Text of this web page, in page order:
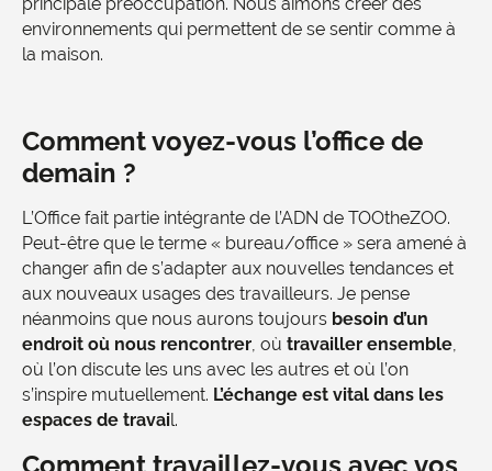
environnements qui permettent de se sentir comme à
la maison.
Comment voyez-vous l’office de
demain ?
L’Office fait partie intégrante de l’ADN de TOOtheZOO.
Peut-être que le terme « bureau/office » sera amené à
changer afin de s’adapter aux nouvelles tendances et
aux nouveaux usages des travailleurs. Je pense
néanmoins que nous aurons toujours besoin d’un
endroit où nous rencontrer, où travailler ensemble,
où l’on discute les uns avec les autres et où l’on
s’inspire mutuellement. L’échange est vital dans les
espaces de travail.